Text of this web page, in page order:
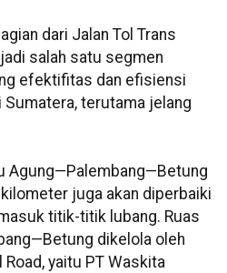
dari Jalan Tol Trans
salah satu segmen
efektifitas dan efisiensi
terutama jelang
Agung—Palembang—Betung
juga akan diperbaiki
titik-titik lubang. Ruas
dikelola oleh
yaitu PT Waskita